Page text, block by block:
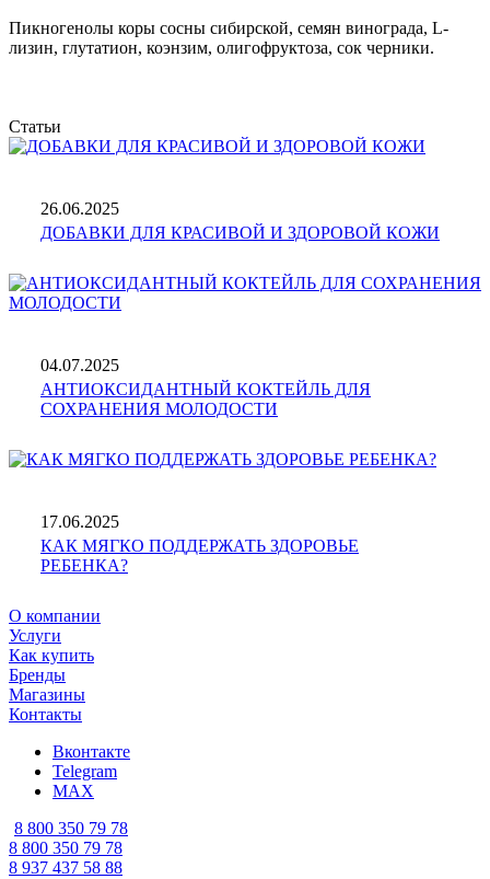
Пикногенолы коры сосны сибирской, семян винограда, L-
лизин, глутатион, коэнзим, олигофруктоза, сок черники.
Статьи
26.06.2025
ДОБАВКИ ДЛЯ КРАСИВОЙ И ЗДОРОВОЙ КОЖИ
04.07.2025
АНТИОКСИДАНТНЫЙ КОКТЕЙЛЬ ДЛЯ
СОХРАНЕНИЯ МОЛОДОСТИ
17.06.2025
КАК МЯГКО ПОДДЕРЖАТЬ ЗДОРОВЬЕ
РЕБЕНКА?
О компании
Услуги
Как купить
Бренды
Магазины
Контакты
Вконтакте
Telegram
MAX
8 800 350 79 78
8 800 350 79 78
8 937 437 58 88